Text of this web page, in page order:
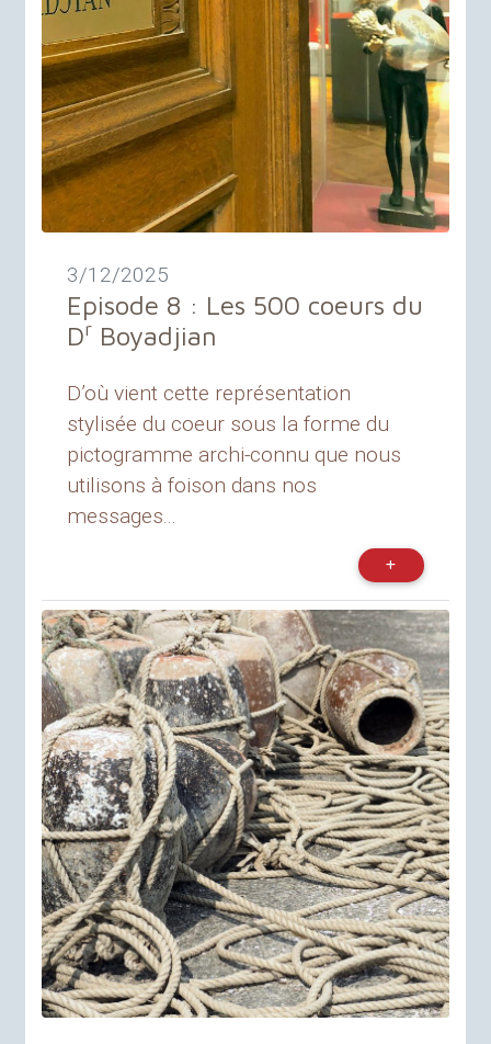
3/12/2025
Episode 8 : Les 500 coeurs du
Dr Boyadjian
D’où vient cette représentation
stylisée du coeur sous la forme du
pictogramme archi-connu que nous
utilisons à foison dans nos
messages...